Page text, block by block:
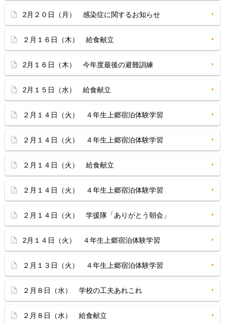
2月２０日（月） 感染症に関するお知らせ
２月１６日（木） 給食献立
2月１６日（木） 今年度最後の避難訓練
2月１５日（水） 給食献立
２月１４日（火） ４年生上郷宿泊体験学習
２月１４日（火） ４年生上郷宿泊体験学習
２月１４日（火） 給食献立
２月１４日（火） ４年生上郷宿泊体験学習
２月１４日（火） 学援隊「ありがとう朝会」
2月１４日（火） ４年生上郷宿泊体験学習
２月１３日（火） ４年生上郷宿泊体験学習
２月８日（水） 学校の工夫あれこれ
２月８日（水） 給食献立